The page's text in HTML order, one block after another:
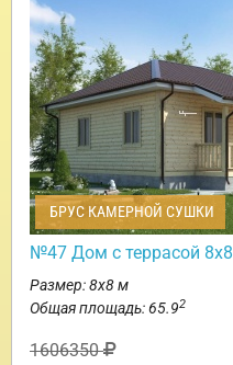
БРУС КАМЕРНОЙ СУШКИ
№47 Дом с террасой 8х8
Размер: 8х8 м
Общая площадь: 65.92
1606350